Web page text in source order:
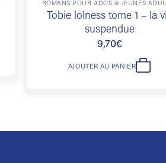
ROMANS POUR ADOS & JEUNES
Tobie lolness tome 1 – la
suspendue
9,70€
AJOUTER AU PANIER